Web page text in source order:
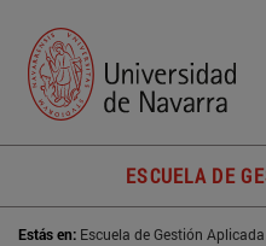
ESCUELA DE
Estás en: Escuela de Gestión Aplicada